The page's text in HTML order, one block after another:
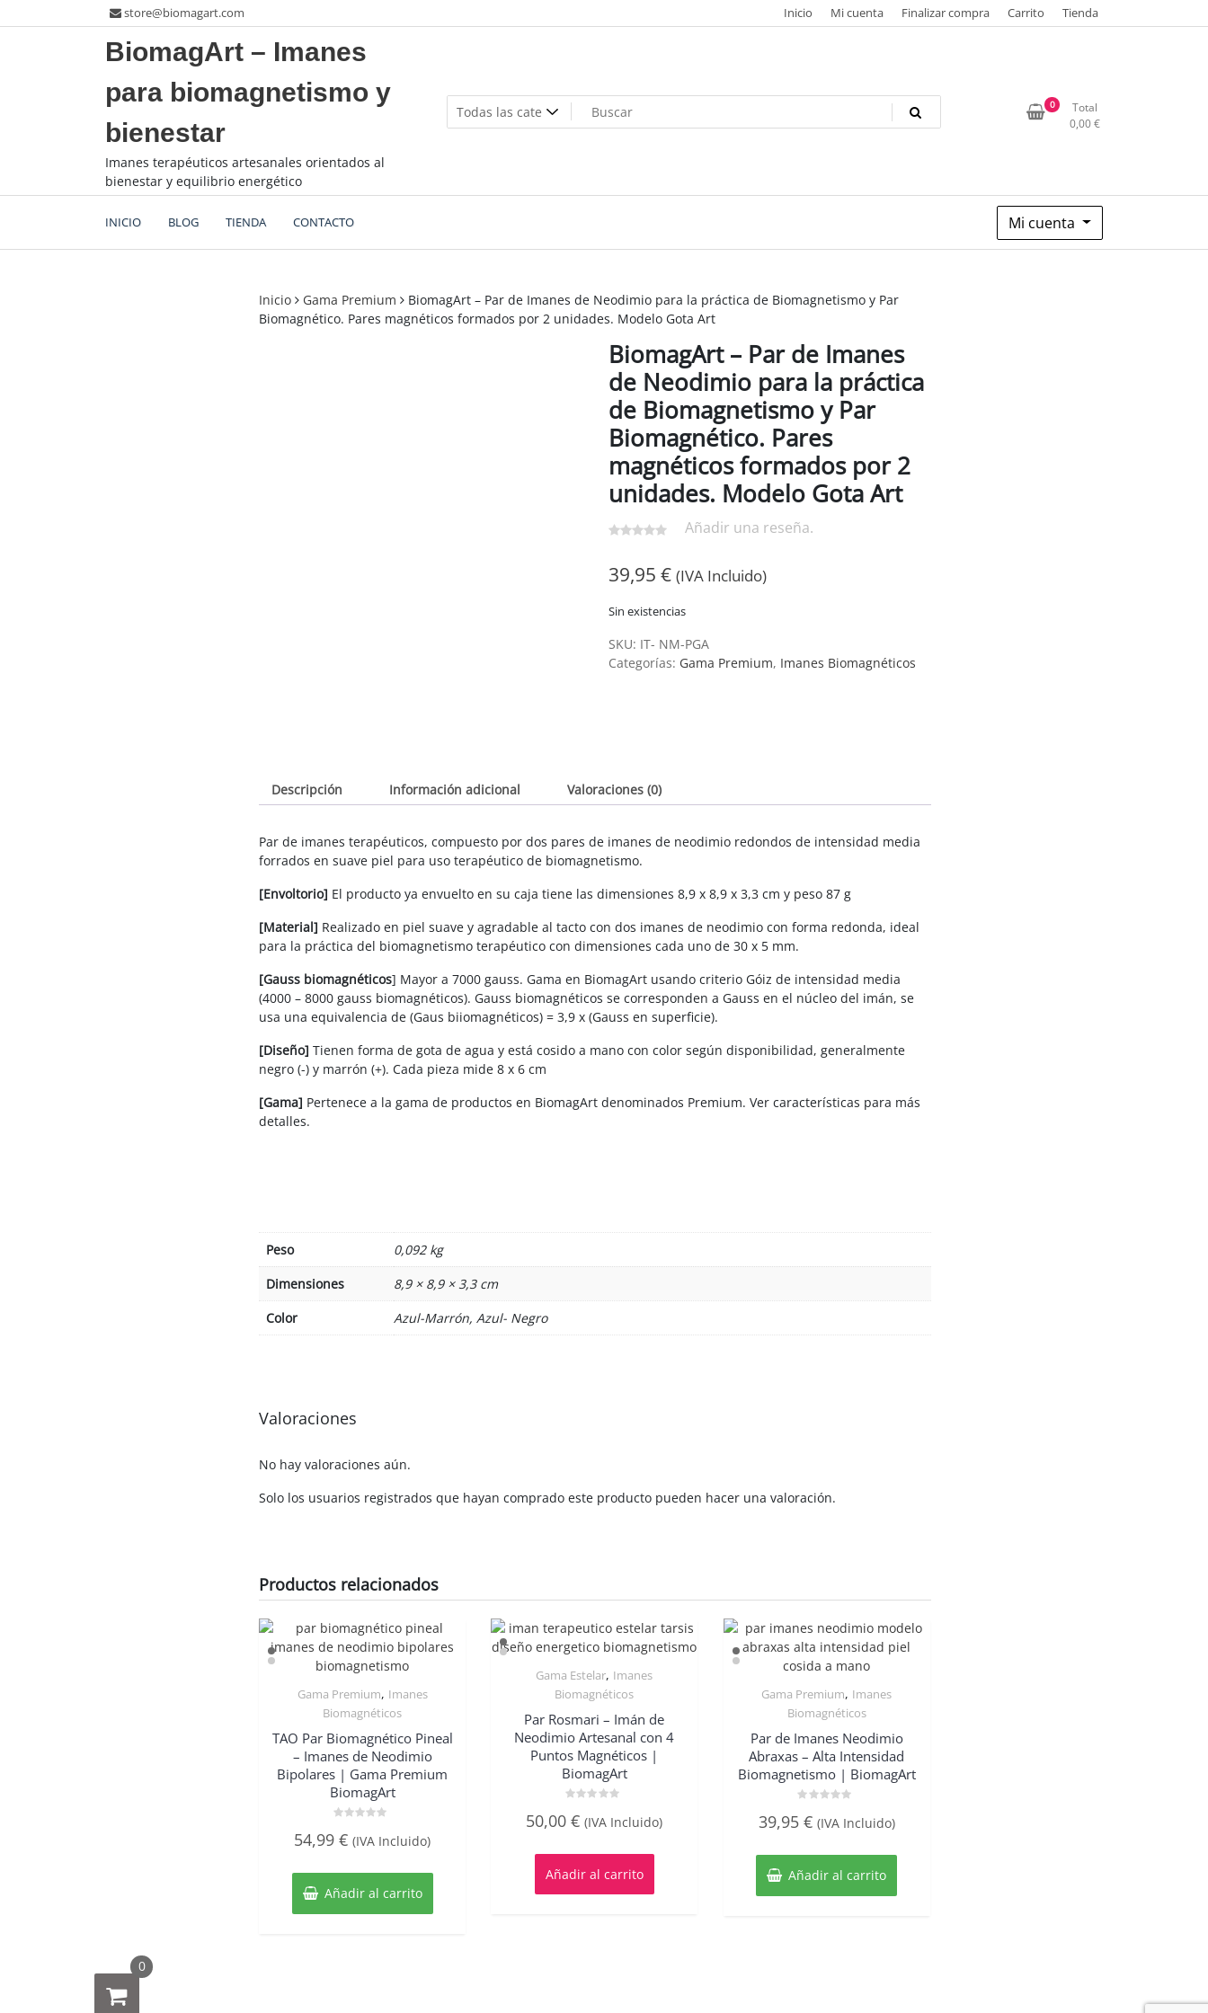
al
store@biomagart.com Inicio Mi cuenta Finalizar compra Carrito Tienda
BiomagArt – Imanes
para biomagnetismo y
bienestar
Imanes terapéuticos artesanales orientados al
bienestar y equilibrio energético
0
Total
0,00€
INICIO BLOG TIENDA CONTACTO Mi cuenta
Inicio Gama Premium
BiomagArt – Par de Imanes de Neodimio para la práctica de Biomagnetismo y Par
Biomagnético. Pares magnéticos formados por 2 unidades. Modelo Gota Art
BiomagArt – Par de Imanes
de Neodimio para la práctica
de Biomagnetismo y Par
Biomagnético. Pares
magnéticos formados por 2
unidades. Modelo Gota Art
Añadir una reseña.
39,95 € (IVA Incluido)
Sin existencias
SKU: IT- NM-PGA
Categorías: Gama Premium, Imanes Biomagnéticos
Descripción Información adicional Valoraciones (0)
Par de imanes terapéuticos, compuesto por dos pares de imanes de neodimio redondos de intensidad media
forrados en suave piel para uso terapéutico de biomagnetismo.
[Envoltorio] El producto ya envuelto en su caja tiene las dimensiones 8,9 x 8,9 x 3,3 cm y peso 87 g
[Material] Realizado en piel suave y agradable al tacto con dos imanes de neodimio con forma redonda, ideal
para la práctica del biomagnetismo terapéutico con dimensiones cada uno de 30 x 5 mm.
[Gauss biomagnéticos] Mayor a 7000 gauss. Gama en BiomagArt usando criterio Góiz de intensidad media
(4000 – 8000 gauss biomagnéticos). Gauss biomagnéticos se corresponden a Gauss en el núcleo del imán, se
usa una equivalencia de (Gaus biiomagnéticos) = 3,9 x (Gauss en superficie).
[Diseño] Tienen forma de gota de agua y está cosido a mano con color según disponibilidad, generalmente
negro (-) y marrón (+). Cada pieza mide 8 x 6 cm
[Gama] Pertenece a la gama de productos en BiomagArt denominados Premium. Ver características para más
detalles.
Peso
0,092 kg
Dimensiones
8,9 × 8,9 × 3,3 cm
Color
Azul-Marrón, Azul- Negro
Valoraciones
No hay valoraciones aún.
Solo los usuarios registrados que hayan comprado este producto pueden hacer una valoración.
Productos relacionados
Quick View
Gama Premium, Imanes
Biomagnéticos
TAO Par Biomagnético Pineal
– Imanes de Neodimio
Bipolares | Gama Premium
BiomagArt
con
5
54,99 € (IVA Incluido)
Añadir al carrito
Quick View
Gama Estelar, Imanes
Biomagnéticos
Par Rosmari – Imán de
Neodimio Artesanal con 4
Puntos Magnéticos |
BiomagArt
con
5
50,00€ (IVA Incluido)
Añadir al carrito
Quick View
Gama Premium, Imanes
Biomagnéticos
Par de Imanes Neodimio
Abraxas – Alta Intensidad
Biomagnetismo | BiomagArt
con
5
39,95 € (IVA Incluido)
Añadir al carrito
0